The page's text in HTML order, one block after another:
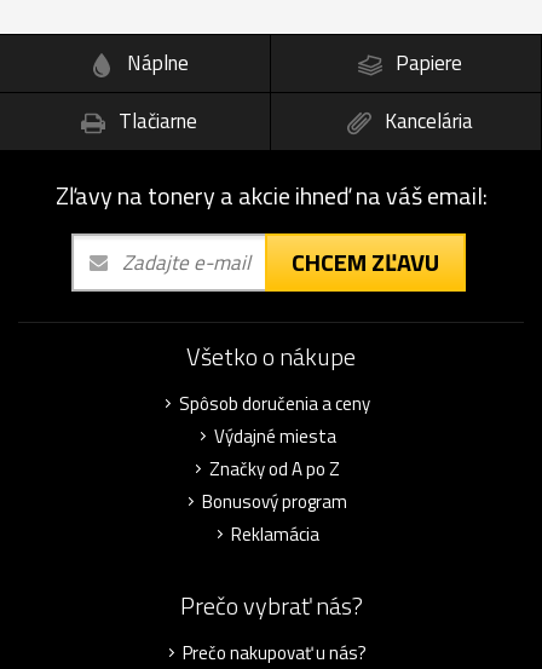
Náplne
Papiere
Tlačiarne
Kancelária
Zľavy na tonery a akcie ihneď na váš email:
CHCEM ZĽAVU
Všetko o nákupe
Spôsob doručenia a ceny
Výdajné miesta
Značky od A po Z
Bonusový program
Reklamácia
Prečo vybrať nás?
Prečo nakupovať u nás?